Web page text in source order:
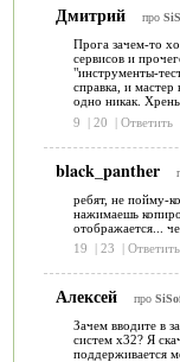
Дмитрий про
Прога зачем-то
сервисов и
"инструменты-
справка, и мастер
одно никак. Хрень
9
| 20 | Ответить
black_panther
ребят, не пойму-
нажимаешь
отображается...
19
| 23 | Ответить
Алексей про
Зачем вводите в
систем х32? Я
поддерживается